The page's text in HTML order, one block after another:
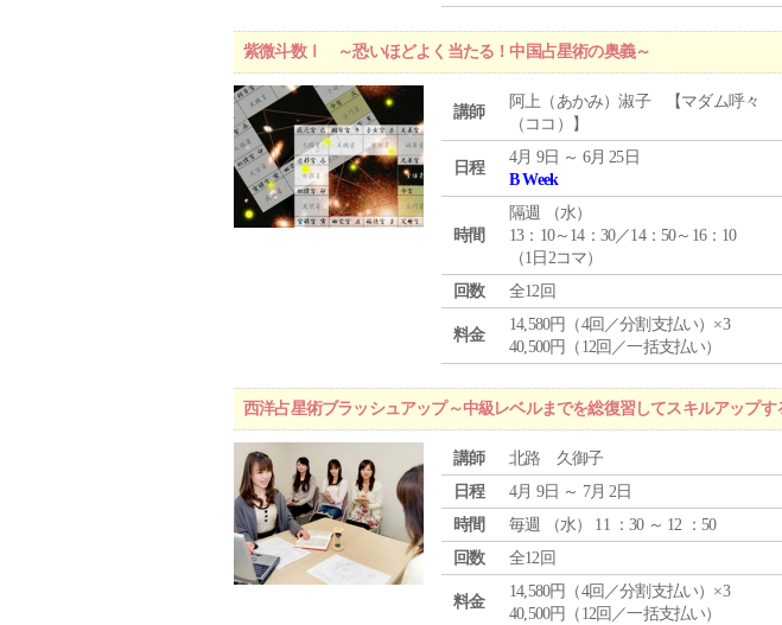
紫微斗数Ⅰ ～恐いほどよく当たる！中国占星術の奥義～
講師
阿上（あかみ）淑子 【マダム呼々
（ココ）】
日程
4月 9日 ～ 6月 25日
B Week
時間
隔週 （水）
13：10～14：30／14：50～16：10
（1日2コマ）
回数
全12回
料金
14,580円（4回／分割支払い）×3
40,500円（12回／一括支払い）
西洋占星術ブラッシュアップ～中級レベルまでを総復習してスキルアップす
講師
北路 久御子
日程
4月 9日 ～ 7月 2日
時間
毎週 （水） 11 ：30 ～ 12 ：50
回数
全12回
料金
14,580円（4回／分割支払い）×3
40,500円（12回／一括支払い）